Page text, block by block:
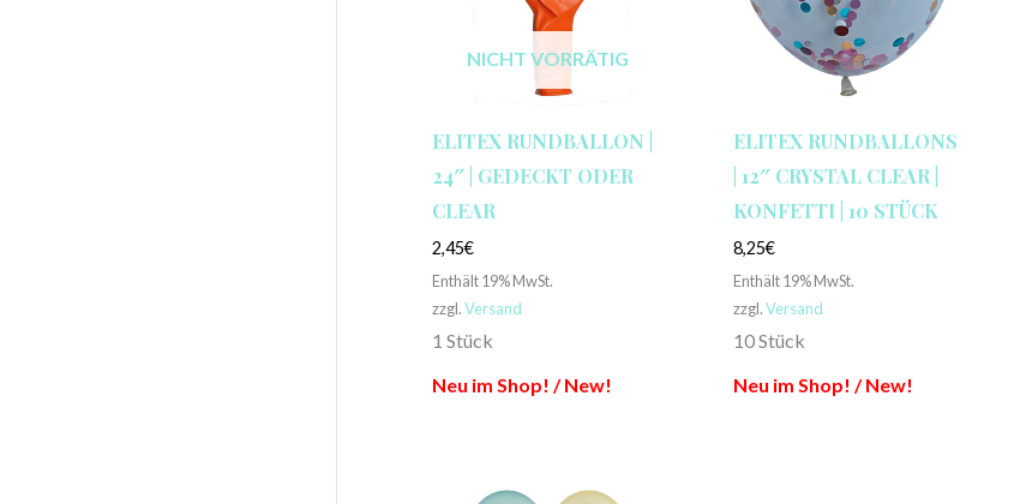
NICHT VORRÄTIG
ELITEX RUNDBALLON |
24″ | GEDECKT ODER
CLEAR
2,45€
Enthält 19% MwSt.
zzgl.Versand
1 Stück
Neu im Shop! / New!
ELITEX RUNDBALLONS
| 12″ CRYSTAL CLEAR |
KONFETTI | 10 STÜCK
8,25€
Enthält 19% MwSt.
zzgl.Versand
10 Stück
Neu im Shop! / New!